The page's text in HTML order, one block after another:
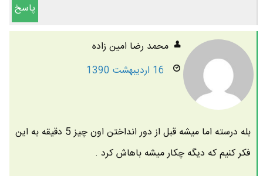
پاسخ
محمد رضا امين زاده
16 اردیبهشت 1390
بله درسته اما میشه قبل از دور انداختن اون چیز 5 دقیقه به این
فکر کنیم که دیگه چکار میشه باهاش کرد .